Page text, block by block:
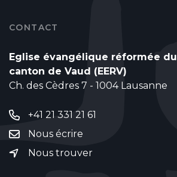
CONTACT
Eglise évangélique réformée du
canton de Vaud (EERV)
Ch. des Cèdres 7 - 1004 Lausanne
+41 21 331 21 61
Nous écrire
Nous trouver